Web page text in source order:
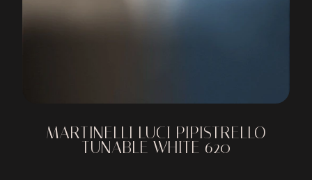
MARTINELLI LUCI PIPISTRELLO
TUNABLE WHITE 620